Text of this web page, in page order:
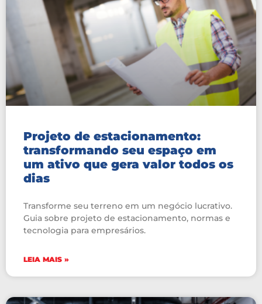
Projeto de estacionamento:
transformando seu espaço em
um ativo que gera valor todos os
dias
Transforme seu terreno em um negócio lucrativo.
Guia sobre projeto de estacionamento, normas e
tecnologia para empresários.
LEIA MAIS »